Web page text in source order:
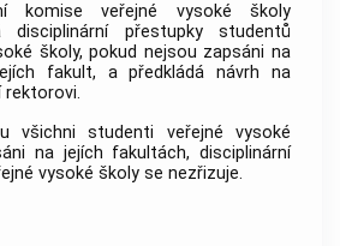
komise veřejné vysoké školy
disciplinární přestupkystudentů
školy, pokud nejsou zapsáni na
fakult, a předkládá návrh na
všichni studenti veřejné vysoké
na jejích fakultách, disciplinární
vysoké školy se nezřizuje.